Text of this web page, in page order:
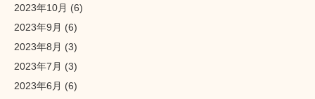
2023年10月 (6)
2023年9月 (6)
2023年8月 (3)
2023年7月 (3)
2023年6月 (6)